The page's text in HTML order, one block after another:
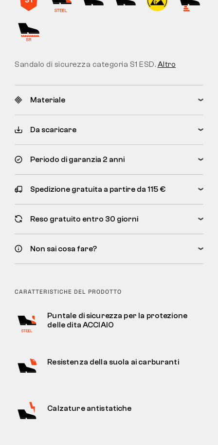
Sandalo di sicurezza categoria S1 ESD. Altro
Materiale
Da scaricare
Periodo di garanzia 2 anni
Spedizione gratuita a partire da 115 €
Reso gratuito entro 30 giorni
Non sai cosa fare?
CARATTERISTICHE DEL PRODOTTO
Puntale di sicurezza per la protezione
delle dita ACCIAIO
Resistenza della suola ai carburanti
Calzature antistatiche